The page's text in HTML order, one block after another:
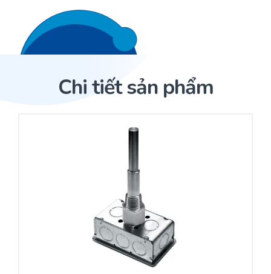
Trang Chủ
Nhà phân phối cảm biến
Nhà sản xuất thiết bị điều khiển
Cung cấp giải pháp quản lý cho toà nhà (BMS)
Chi tiết sản phẩm